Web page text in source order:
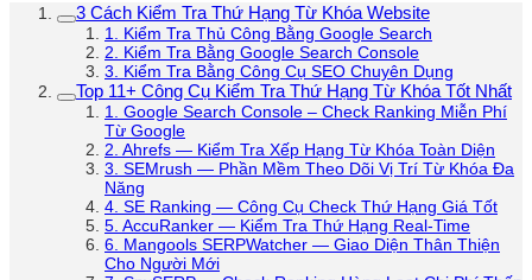
3 Cách Kiểm Tra Thứ Hạng Từ Khóa Website
1. Kiểm Tra Thủ Công Bằng Google Search
2. Kiểm Tra Bằng Google Search Console
3. Kiểm Tra Bằng Công Cụ SEO Chuyên Dụng
Top 11+ Công Cụ Kiểm Tra Thứ Hạng Từ Khóa Tốt Nhất
1. Google Search Console – Check Ranking Miễn Phí
Từ Google
2. Ahrefs — Kiểm Tra Xếp Hạng Từ Khóa Toàn Diện
3. SEMrush — Phần Mềm Theo Dõi Vị Trí Từ Khóa Đa
Năng
4. SE Ranking — Công Cụ Check Thứ Hạng Giá Tốt
5. AccuRanker — Kiểm Tra Thứ Hạng Real-Time
6. Mangools SERPWatcher — Giao Diện Thân Thiện
Cho Người Mới